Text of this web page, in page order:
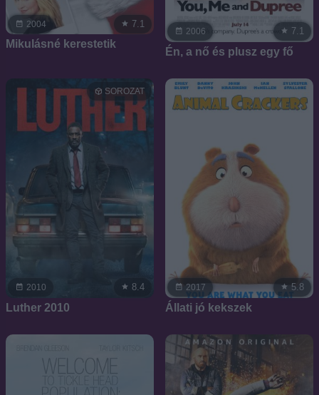
2004 7.1
Mikulásné kerestetik
2006 7.1
Én, a nő és plusz egy fő
2010
SOROZAT
8.4
Luther 2010
2017 5.8
Állati jó kekszek